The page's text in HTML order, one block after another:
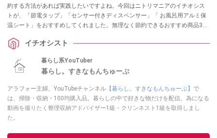
約する方法があれば実践したいですよね。今回はニトリマニアのイチオシス
トが、「節電タップ」「センサー付きディスペンサー」「 お風呂用アルミ保
温シート」をおすすめしてくれました。無理なく節約できるおすすめ商品3
イチオシスト
暮らし系YouTuber
暮らし。すきなもんちゅーぶ
アラフォー主婦。YouTubeチャンネル 【暮らし。すきなもんちゅーぶ】 で
は、掃除・収納・100均購入品。暮らしの中で好きな物だけを配信。為になる
動画を撮りたく整理収納アドバイザー1級・クリンネスト1級を取得しまし
た。
このイチオシストの他の記事を読む